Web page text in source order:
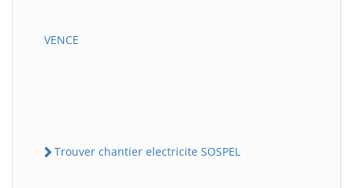
VENCE
Trouver chantier electricite SOSPEL